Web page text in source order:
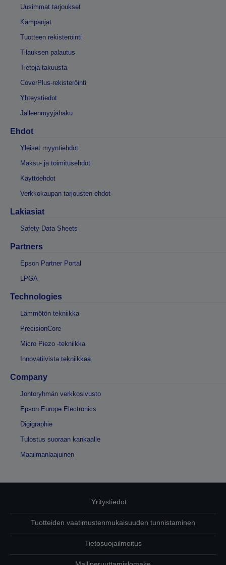
Uusimmat tarjoukset
Kampanjat
Tuotteen rekisteröinti
Tilauksen palautus
Tietoja takuusta
CoverPlus-rekisteröinti
Yhteystiedot
Jälleenmyyjähaku
Ehdot
Yleiset myyntiehdot
Maksu- ja toimitusehdot
Käyttöehdot
Verkkokaupan tarjousten ehdot
Lakiasiat
Safety Data Sheets
Partners
Epson Partner Portal
LPGA
Technologies
Lämmötön tekniikka
PrecisionCore
Micro Piezo -tekniikka
Innovatiivista tekniikkaa
Company
Johtoryhmän verkkosivusto
Epson Europe Electronics
Digigraphie
Tulostus suoraan kankaalle
Maailmanlaajuinen
Yritystiedot
Tuotteiden vaatimustenmukaisuuden tunnistaminen
Tietosuojailmoitus